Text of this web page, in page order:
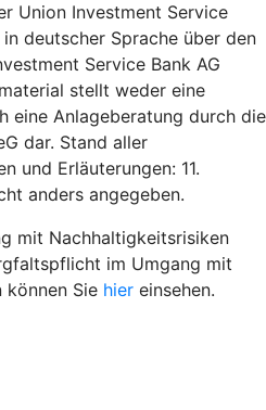
Union Investment Service
deutscher Sprache über den
Service Bank AG
stellt weder eine
eine Anlageberatung durch die
dar. Stand aller
und Erläuterungen: 11.
anders angegeben.
mit Nachhaltigkeitsrisiken
im Umgang mit
können Sie hier einsehen.